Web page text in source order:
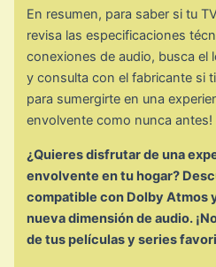
En resumen, para saber si tu
revisa las especificaciones
conexiones de audio, busca el
y consulta con el fabricante si
para sumergirte en una
envolvente como nunca antes!
¿Quieres disfrutar de una
envolvente en tu hogar?
compatible con Dolby Atmos
nueva dimensión de audio.
de tus películas y series